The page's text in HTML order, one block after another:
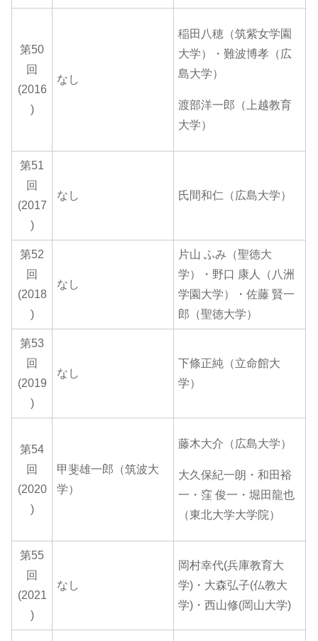
第50
回
(2016
)
なし
稲田八穂（筑紫女学園
大学）・難波博孝（広
島大学）
渡部洋一郎（上越教育
大学）
第51
回
(2017
)
なし 氏間和仁（広島大学）
第52
回
(2018
)
なし
片山 ふみ（聖徳大
学）・野口 康人（八洲
学園大学）・佐藤 賢一
郎（聖徳大学）
第53
回
(2019
)
なし
下條正純（立命館大
学）
第54
回
(2020
)
甲斐雄一郎（筑波大
学）
藤木大介（広島大学）
大久保紀一朗・和田裕
一・窪 俊一・堀田龍也
（東北大学大学院）
第55
回
(2021
)
なし
岡村幸代(兵庫教育大
学)・大森弘子(仏教大
学)・西山修(岡山大学)